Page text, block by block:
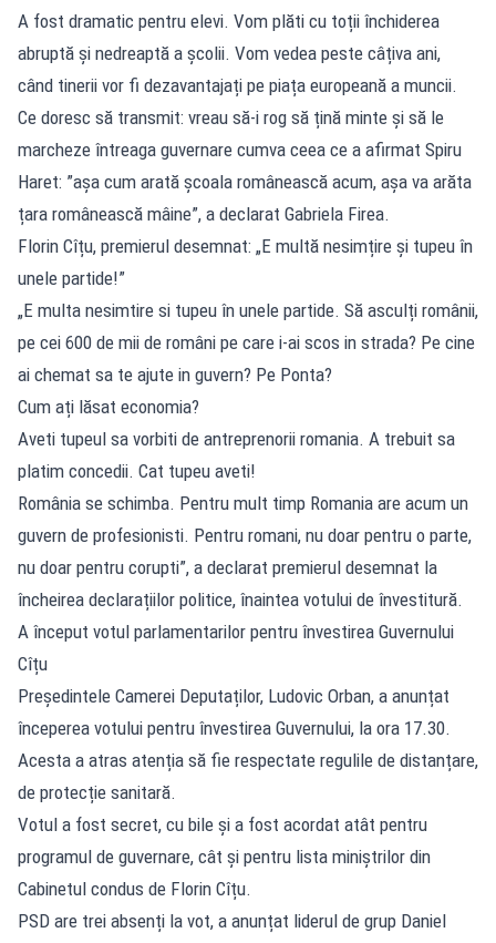
A fost dramatic pentru elevi. Vom plăti cu toții închiderea
abruptă și nedreaptă a școlii. Vom vedea peste câțiva ani,
când tinerii vor fi dezavantajați pe piața europeană a muncii.
Ce doresc să transmit: vreau să-i rog să țină minte și să le
marcheze întreaga guvernare cumva ceea ce a afirmat Spiru
Haret: ”așa cum arată școala românească acum, așa va arăta
țara românească mâine”, a declarat Gabriela Firea.
Florin Cîțu, premierul desemnat: „E multă nesimțire și tupeu în
unele partide!”
„E multa nesimtire si tupeu în unele partide. Să asculți românii,
pe cei 600 de mii de români pe care i-ai scos in strada? Pe cine
ai chemat sa te ajute in guvern? Pe Ponta?
Cum ați lăsat economia?
Aveti tupeul sa vorbiti de antreprenorii romania. A trebuit sa
platim concedii. Cat tupeu aveti!
România se schimba. Pentru mult timp Romania are acum un
guvern de profesionisti. Pentru romani, nu doar pentru o parte,
nu doar pentru corupti”, a declarat premierul desemnat la
încheirea declarațiilor politice, înaintea votului de învestitură.
A început votul parlamentarilor pentru învestirea Guvernului
Cîțu
Președintele Camerei Deputaților, Ludovic Orban, a anunțat
începerea votului pentru învestirea Guvernului, la ora 17.30.
Acesta a atras atenția să fie respectate regulile de distanțare,
de protecție sanitară.
Votul a fost secret, cu bile şi a fost acordat atât pentru
programul de guvernare, cât şi pentru lista miniştrilor din
Cabinetul condus de Florin Cîțu.
PSD are trei absenți la vot, a anunțat liderul de grup Daniel